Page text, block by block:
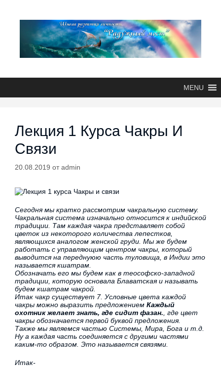
MENU
Лекция 1 Курса Чакры И
Связи
20.08.2019 отadmin
Сегодня мы кратко рассмотрим чакральную систему.
Чакральная система изначально относится к индийской
традиции. Там каждая чакра представляет собой
цветок из некоторого количества лепестков,
являющихся аналогом женской груди. Мы же будем
работать с управляющим центром чакры, который
выводится на переднуюю часть туловища, в Индии это
называется кшатрам.
Обозначать его мы будем как в теософско-западной
традиции, которую основала Блаватская и называть
будем кшатрам чакрой.
Итак чакр существует 7. Условные цвета каждой
чакры можно выразить предложением Каждый
охотник желает знать, где сидит фазан. , где цвет
чакры обозначается первой буквой предложения.
Также мы являемся частью Системы, Мира, Бога и т.д.
Ну а каждая часть соединяется с другими частями
каким-то образом. Это называется связями.
Итак-